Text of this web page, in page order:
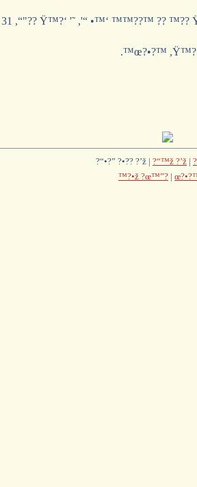
31 ,“"?? Ÿ™?‘ '˜ ,'“ •™‘ ™™??™ ?? ™??
.™œ?•?™
?“•?” ?•?? ?’ž | ?“™ž ?’ž |
™?•ž ?œ™”? |